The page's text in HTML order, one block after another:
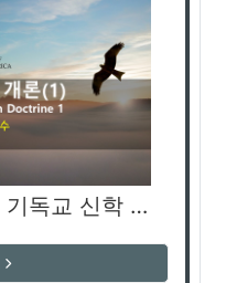
특별 MDIV 2025-1: 기독교 신학 개론 1 (김종구 교수)